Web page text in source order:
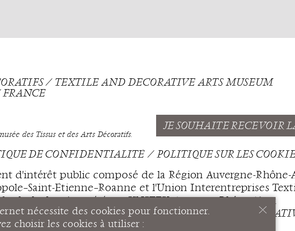
⁄ TEXTILE AND DECORATIVE ARTS MUSEUM
FRANCE
des Tissus et des Arts Décoratifs.
JE SOUHAITE RECEVOIR
DE CONFIDENTIALITÉ
POLITIQUE SUR LES
d'intérêt public composé de la Région Auvergne-Rhône-
Étienne–Roanne et l'Union Interentreprises
de dotation, géré par UNITEX Auvergne-Rhône-Alpes.
ET DES ARTS DÉCORATIFS ⁄ TEXTILE AND
nécessite des cookies pour fonctionner.
choisir les cookies à utiliser :